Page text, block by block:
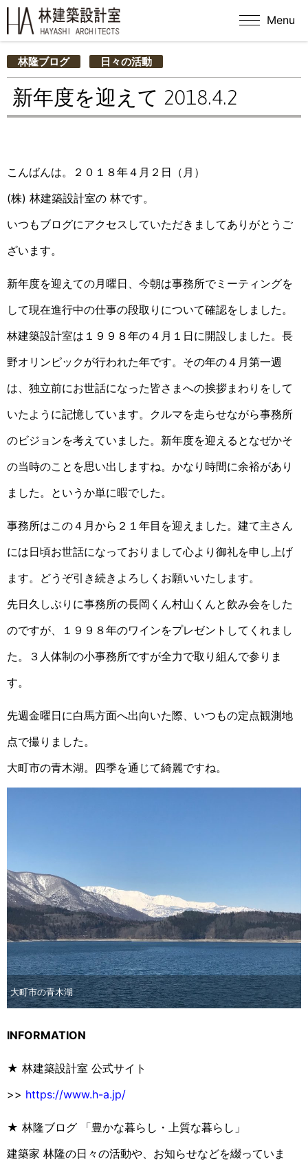
Menu
林隆ブログ 日々の活動
新年度を迎えて 2018.4.2
こんばんは。２０１８年４月２日（月）
(株) 林建築設計室の 林です。
いつもブログにアクセスしていただきましてありがとうご
ざいます。
新年度を迎えての月曜日、今朝は事務所でミーティングを
して現在進行中の仕事の段取りについて確認をしました。
林建築設計室は１９９８年の４月１日に開設しました。長
野オリンピックが行われた年です。その年の４月第一週
は、独立前にお世話になった皆さまへの挨拶まわりをして
いたように記憶しています。クルマを走らせながら事務所
のビジョンを考えていました。新年度を迎えるとなぜかそ
の当時のことを思い出しますね。かなり時間に余裕があり
ました。というか単に暇でした。
事務所はこの４月から２１年目を迎えました。建て主さん
には日頃お世話になっておりまして心より御礼を申し上げ
ます。どうぞ引き続きよろしくお願いいたします。
先日久しぶりに事務所の長岡くん村山くんと飲み会をした
のですが、１９９８年のワインをプレゼントしてくれまし
た。３人体制の小事務所ですが全力で取り組んで参りま
す。
先週金曜日に白馬方面へ出向いた際、いつもの定点観測地
点で撮りました。
大町市の青木湖。四季を通じて綺麗ですね。
大町市の青木湖
INFORMATION
★ 林建築設計室 公式サイト
>> https://www.h-a.jp/
★ 林隆ブログ 「豊かな暮らし・上質な暮らし」
建築家 林隆の日々の活動や、お知らせなどを綴っていま